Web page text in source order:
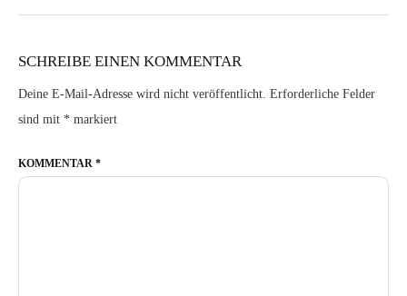
SCHREIBE EINEN KOMMENTAR
Deine E-Mail-Adresse wird nicht veröffentlicht. Erforderliche Felder
sind mit * markiert
KOMMENTAR *